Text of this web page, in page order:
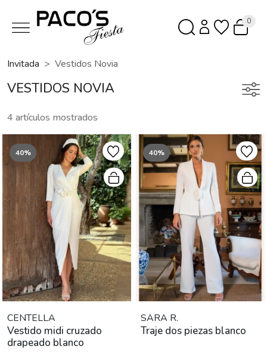
0
Invitada Vestidos Novia
VESTIDOS NOVIA
4 artículos mostrados
40%
CENTELLA
Vestido midi cruzado
drapeado blanco
40%
SARA R.
Traje dos piezas blanco